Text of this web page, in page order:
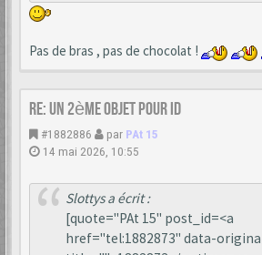
Pas de bras , pas de chocolat !
Re: Un 2ème objet pour ID
#1882886 par PAt 15
14 mai 2026, 10:55
Slottys a écrit :
[quote="PAt 15" post_id=<a
href="tel:1882873" data-